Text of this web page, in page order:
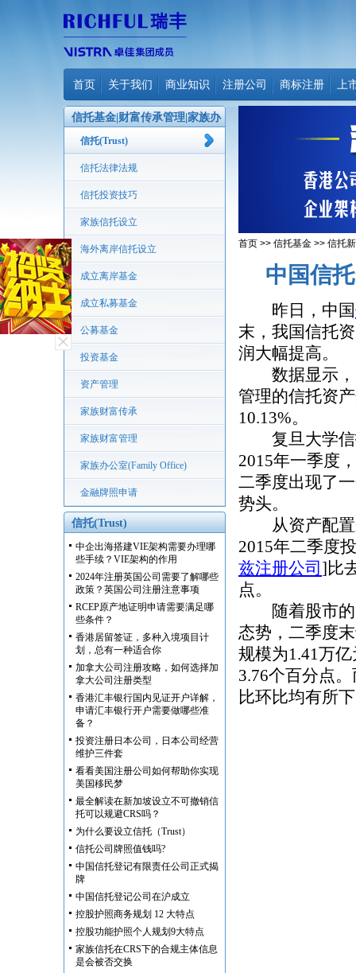
首页 关于我们 商业知识 注册公司 商标注册 上
信托基金|财富传承管理|家族办
公室
信托(Trust)
信托法律法规
信托投资技巧
家族信托设立
海外离岸信托设立
成立离岸基金
成立私募基金
公募基金
投资基金
资产管理
家族财富传承
家族财富管理
家族办公室(Family Office)
金融牌照申请
信托(Trust)
中企出海搭建VIE架构需要办理哪
些手续？VIE架构的作用
2024年注册英国公司需要了解哪些
政策？英国公司注册注意事项
RCEP原产地证明申请需要满足哪
些条件？
香港居留签证，多种入境项目计
划，总有一种适合你
加拿大公司注册攻略，如何选择加
拿大公司注册类型
香港汇丰银行国内见证开户详解，
申请汇丰银行开户需要做哪些准
备？
投资注册日本公司，日本公司经营
维护三件套
看看美国注册公司如何帮助你实现
美国移民梦
最全解读在新加坡设立不可撤销信
托可以规避CRS吗？
为什么要设立信托（Trust）
信托公司牌照值钱吗?
中国信托登记有限责任公司正式揭
牌
中国信托登记公司在沪成立
控股护照商务规划 12 大特点
控股功能护照个人规划9大特点
家族信托在CRS下的合规主体信息
是会被否交换
首页 >> 信托基金 >> 信托
中国信
昨日，中国
末，我国信托
润大幅提高。
数据显示，
管理的信托资
10.13%。
复旦大学信
2015年一季度
二季度出现了
势头。
从资产配置
2015年二季度
兹注册公司 ]比
点。
随着股市的
态势，二季度
规模为1.41万
3.76个百分点
比环比均有所